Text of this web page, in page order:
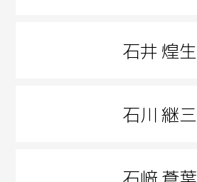
石井 煌生
石川 継三
石﨑 蒼葉